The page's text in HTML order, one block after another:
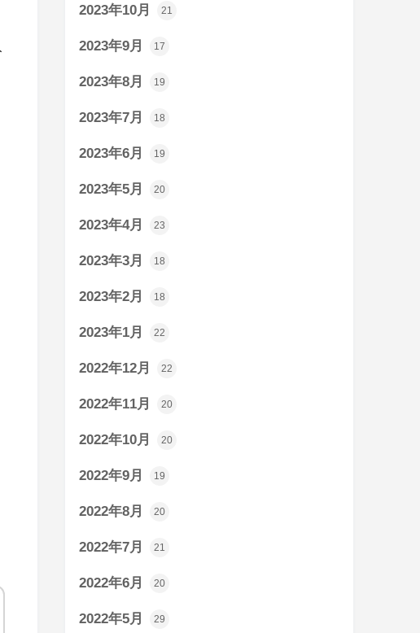
2023年10月 21
2023年9月 17
2023年8月 19
2023年7月 18
2023年6月 19
2023年5月 20
2023年4月 23
2023年3月 18
2023年2月 18
2023年1月 22
2022年12月 22
2022年11月 20
2022年10月 20
2022年9月 19
2022年8月 20
2022年7月 21
2022年6月 20
2022年5月 29